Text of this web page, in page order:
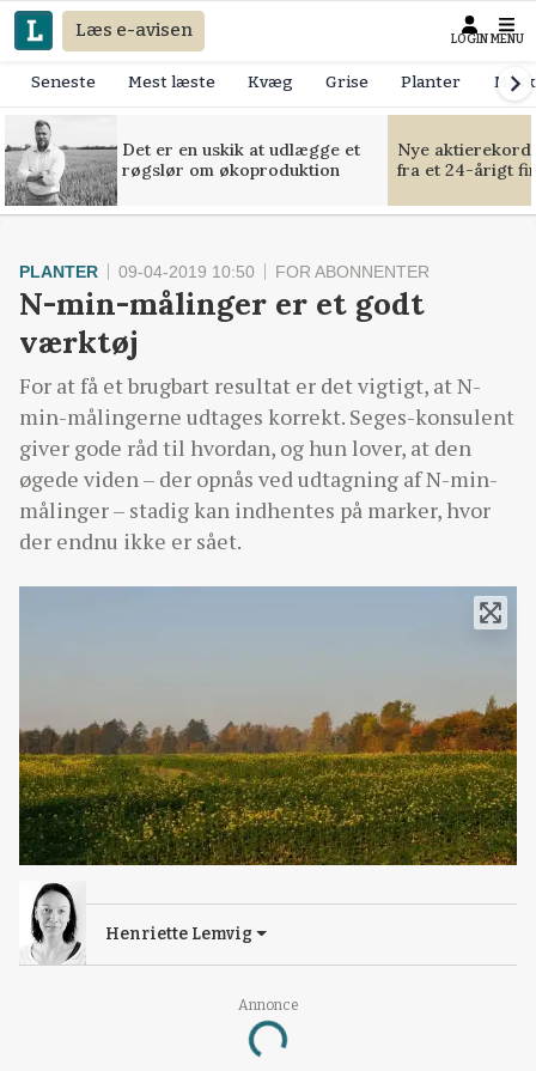
Læs e-avisen LOGIN MENU
Seneste Mest læste Kvæg Grise Planter
Det er en uskik at udlægge et
røgslør om økoproduktion
Nye
fra et 24-årigt
Annonce
Loading...
PLANTER 09-04-2019 10:50 FOR ABONNENTER
N-min-målinger er et godt
værktøj
For at få et brugbart resultat er det vigtigt, at N-
min-målingerne udtages korrekt. Seges-konsulent
giver gode råd til hvordan, og hun lover, at den
øgede viden – der opnås ved udtagning af N-min-
målinger – stadig kan indhentes på marker, hvor
der endnu ikke er sået.
Henriette Lemvig